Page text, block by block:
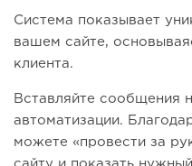
Система показывает
вашем сайте,
клиента.
Вставляйте сообщения
автоматизации.
можете «провести за